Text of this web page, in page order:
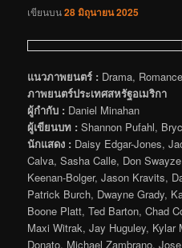
เขียนบน28 มิถุนายน 2025
แนวภาพยนตร์ : Drama, Romance
ภาพยนตร์ประเทศสหรัฐอเมริกา
ผู้กำกับ : Daniel Minahan
ผู้เขียนบท : Shannon Pufahl,
นักแสดง : Daisy Edgar-Jones,
Calva, Sasha Calle, Don
Keenan-Bolger, Jason Kravits,
Patrick Burch, Dwayne Grady,
Boone Platt, Ted Barton, Chad
Maxi Witrak, Jay Huguley, Kylar
Donato, Michael Zambrano,